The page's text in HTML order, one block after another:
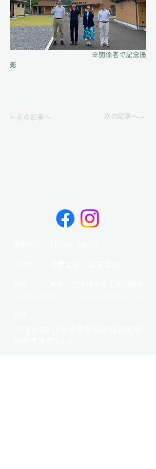
※関係者で記念撮
影
←前の記事へ 次の記事へ→